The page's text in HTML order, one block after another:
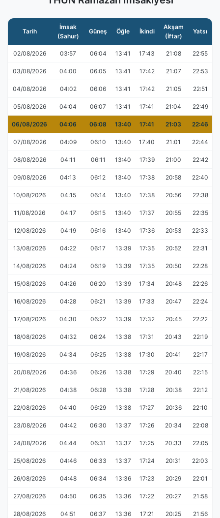
Tarih
İmsak
(Sahur)
Güneş Öğle İkindi
Akşam
(İftar)
Yatsı
02/08/2026 03:57 06:04 13:41 17:43 21:08 22:55
03/08/2026 04:00 06:05 13:41 17:42 21:07 22:53
04/08/2026 04:02 06:06 13:41 17:42 21:05 22:51
05/08/2026 04:04 06:07 13:41 17:41 21:04 22:49
06/08/2026 04:06 06:08 13:40 17:41 21:03 22:46
07/08/2026 04:09 06:10 13:40 17:40 21:01 22:44
08/08/2026 04:11 06:11 13:40 17:39 21:00 22:42
09/08/2026 04:13 06:12 13:40 17:38 20:58 22:40
10/08/2026 04:15 06:14 13:40 17:38 20:56 22:38
11/08/2026 04:17 06:15 13:40 17:37 20:55 22:35
12/08/2026 04:19 06:16 13:40 17:36 20:53 22:33
13/08/2026 04:22 06:17 13:39 17:35 20:52 22:31
14/08/2026 04:24 06:19 13:39 17:35 20:50 22:28
15/08/2026 04:26 06:20 13:39 17:34 20:48 22:26
16/08/2026 04:28 06:21 13:39 17:33 20:47 22:24
17/08/2026 04:30 06:22 13:39 17:32 20:45 22:22
18/08/2026 04:32 06:24 13:38 17:31 20:43 22:19
19/08/2026 04:34 06:25 13:38 17:30 20:41 22:17
20/08/2026 04:36 06:26 13:38 17:29 20:40 22:15
21/08/2026 04:38 06:28 13:38 17:28 20:38 22:12
22/08/2026 04:40 06:29 13:38 17:27 20:36 22:10
23/08/2026 04:42 06:30 13:37 17:26 20:34 22:08
24/08/2026 04:44 06:31 13:37 17:25 20:33 22:05
25/08/2026 04:46 06:33 13:37 17:24 20:31 22:03
26/08/2026 04:48 06:34 13:36 17:23 20:29 22:01
27/08/2026 04:50 06:35 13:36 17:22 20:27 21:58
28/08/2026 04:51 06:37 13:36 17:21 20:25 21:56